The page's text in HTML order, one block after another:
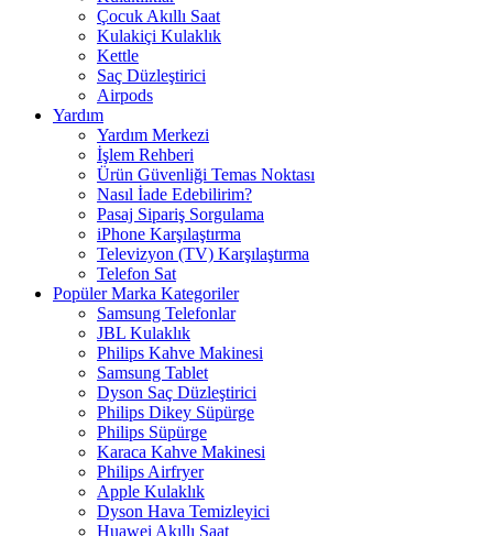
Çocuk Akıllı Saat
Kulakiçi Kulaklık
Kettle
Saç Düzleştirici
Airpods
Yardım
Yardım Merkezi
İşlem Rehberi
Ürün Güvenliği Temas Noktası
Nasıl İade Edebilirim?
Pasaj Sipariş Sorgulama
iPhone Karşılaştırma
Televizyon (TV) Karşılaştırma
Telefon Sat
Popüler Marka Kategoriler
Samsung Telefonlar
JBL Kulaklık
Philips Kahve Makinesi
Samsung Tablet
Dyson Saç Düzleştirici
Philips Dikey Süpürge
Philips Süpürge
Karaca Kahve Makinesi
Philips Airfryer
Apple Kulaklık
Dyson Hava Temizleyici
Huawei Akıllı Saat